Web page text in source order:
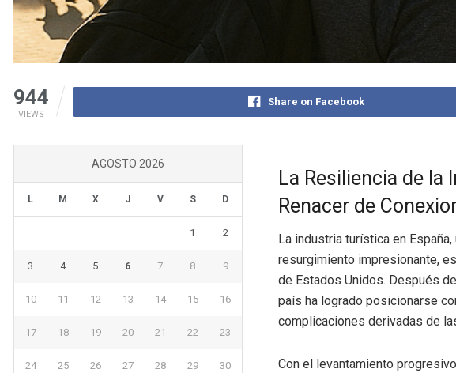
944
VIEWS
Share on Facebook
La Resiliencia de la
Renacer de
La industria turística en
resurgimiento impresionante,
de Estados Unidos. Después
país ha logrado posicionarse
complicaciones derivadas de
Con el levantamiento
AGOSTO 2026
L M X J V S D
1 2
3 4 5 6 7 8 9
10 11 12 13 14 15 16
17 18 19 20 21 22 23
24 25 26 27 28 29 30